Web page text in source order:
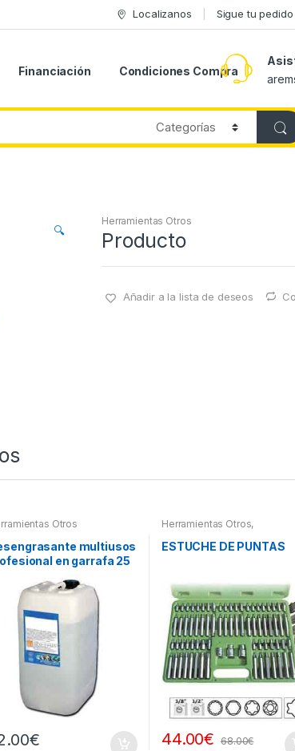
Localizanos Sigue tu pedido
Financiación Condiciones Compra
🔍
Herramientas Otros
Producto
Añadir a la lista de deseos
Otros
multiusos
en garrafa 25
€
Herramientas Otros,
Herramientas De Mano,
Maletines Herramientas,
ESTUCHE DE PUNTAS
44.00€ 68.00€